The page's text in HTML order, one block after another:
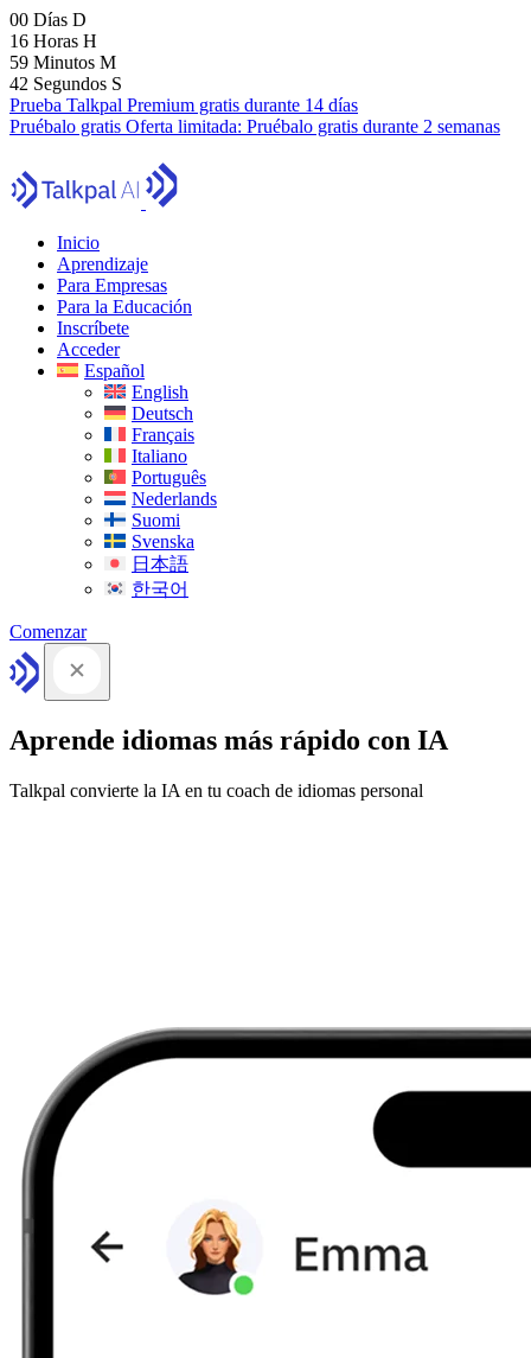
00 Días D
16 Horas H
59 Minutos M
40 Segundos S
Prueba Talkpal Premium gratis durante 14 días
Pruébalo gratis Oferta limitada: Pruébalo gratis durante 2 semanas
Inicio
Aprendizaje
Para Empresas
Para la Educación
Inscríbete
Acceder
Español
English
Deutsch
Français
Italiano
Português
Nederlands
Suomi
Svenska
日本語
한국어
Comenzar
Aprende idiomas más rápido con IA
Talkpal convierte la IA en tu coach de idiomas personal